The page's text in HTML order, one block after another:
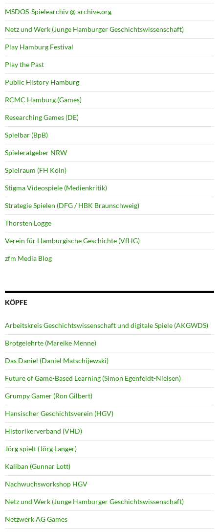
MSDOS-Spielearchiv @ archive.org
Netz und Werk (Junge Hamburger Geschichtswissenschaft)
Play Hamburg Festival
Play the Past
Public History Hamburg
RCMC Hamburg (Games)
Researching Games (DE)
Spielbar (BpB)
Spieleratgeber NRW
Spielraum (FH Köln)
Stigma Videospiele (Medienkritik)
Strategie Spielen (DFG / HBK Braunschweig)
Thorsten Logge
Verein für Hamburgische Geschichte (VfHG)
zfm Media Blog
KÖPFE
Arbeitskreis Geschichtswissenschaft und digitale Spiele (AKGWDS)
Brotgelehrte (Mareike Menne)
Das Daniel (Daniel Matschijewski)
Future of Game-Based Learning (Simon Egenfeldt-Nielsen)
Grumpy Gamer (Ron Gilbert)
Hansischer Geschichtsverein (HGV)
Historikerverband (VHD)
Jörg spielt (Jörg Langer)
Kaliban (Gunnar Lott)
Nachwuchsworkshop HGV
Netz und Werk (Junge Hamburger Geschichtswissenschaft)
Netzwerk AG Games